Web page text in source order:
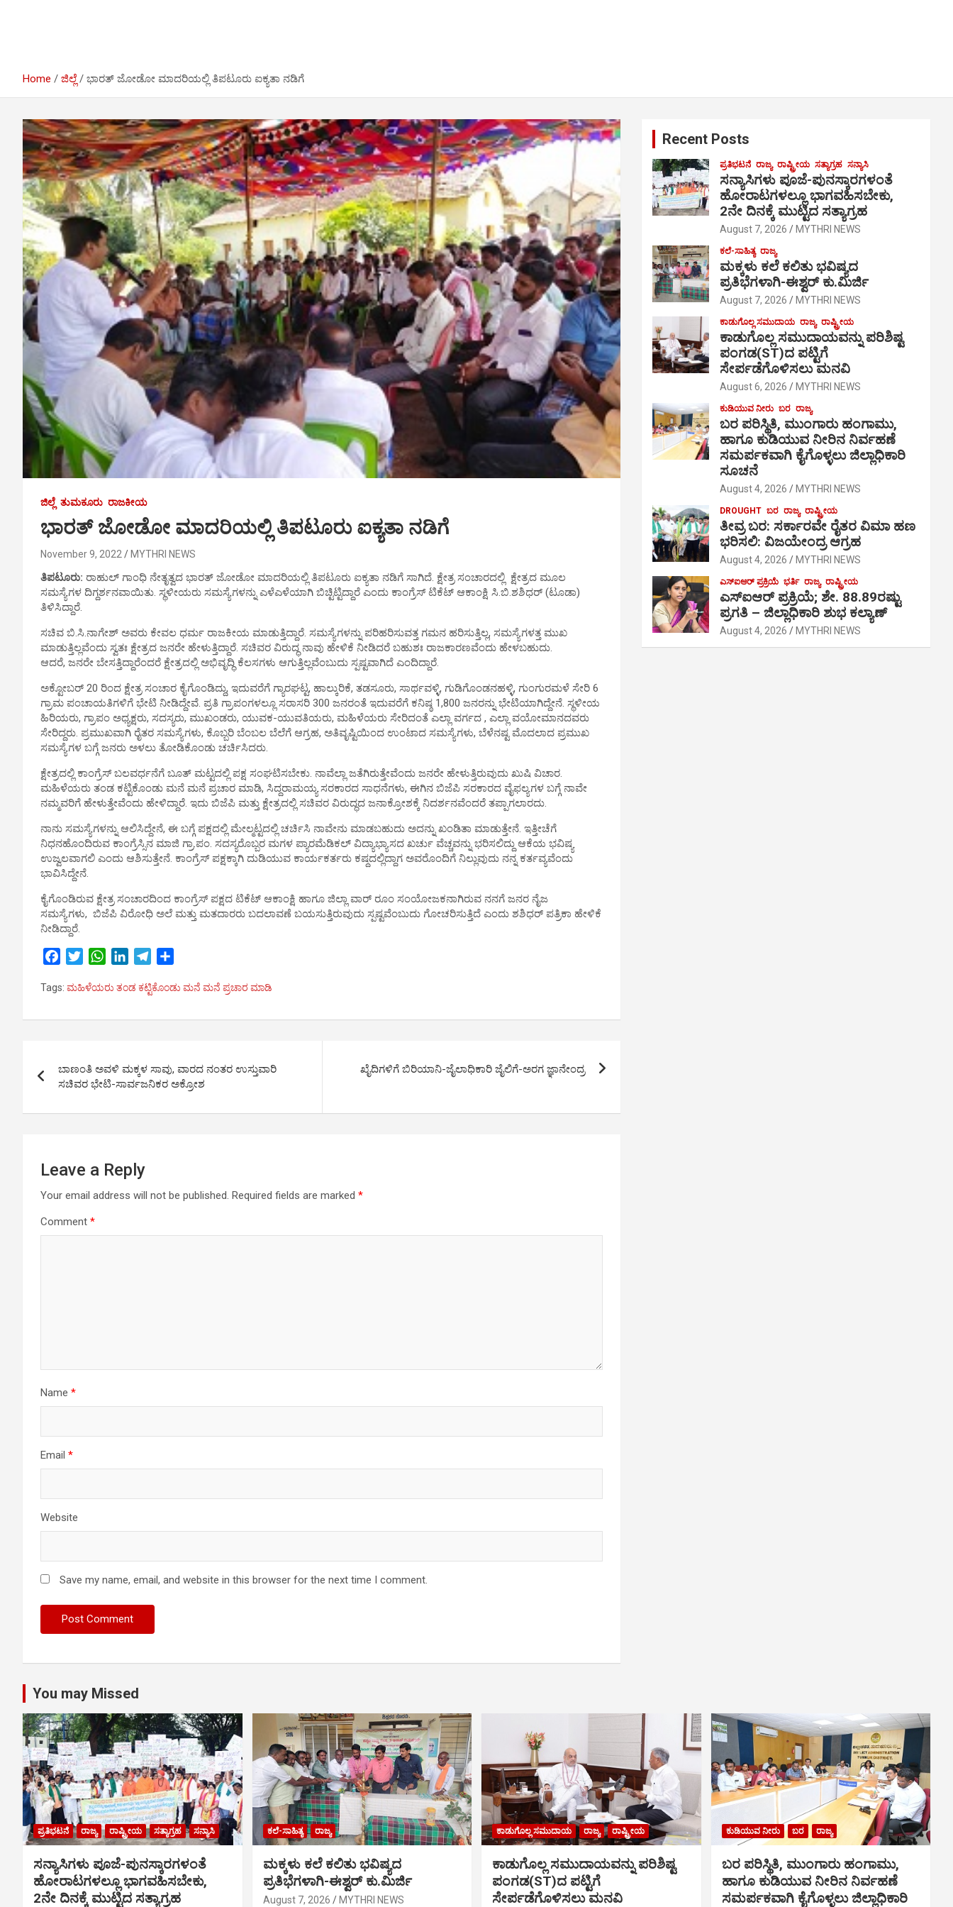
Home ಜಿಲ್ಲೆ ಭಾರತ್ ಜೋಡೋ ಮಾದರಿಯಲ್ಲಿ ತಿಪಟೂರು ಐಕ್ಯತಾ ನಡಿಗೆ
ಜಿಲ್ಲೆ ತುಮಕೂರು ರಾಜಕೀಯ
ಭಾರತ್ ಜೋಡೋ ಮಾದರಿಯಲ್ಲಿ ತಿಪಟೂರು ಐಕ್ಯತಾ ನಡಿಗೆ
November 9, 2022 MYTHRI NEWS
ತಿಪಟೂರು: ರಾಹುಲ್ ಗಾಂಧಿ ನೇತೃತ್ವದ ಭಾರತ್ ಜೋಡೋ ಮಾದರಿಯಲ್ಲಿ ತಿಪಟೂರು ಐಕ್ಯತಾ ನಡಿಗೆ ಸಾಗಿದೆ. ಕ್ಷೇತ್ರ ಸಂಚಾರದಲ್ಲಿ ಕ್ಷೇತ್ರದ ಮೂಲ
ಸಮಸ್ಯೆಗಳ ದಿಗ್ದರ್ಶನವಾಯಿತು. ಸ್ಥಳೀಯರು ಸಮಸ್ಯೆಗಳನ್ನು ಎಳೆಎಳೆಯಾಗಿ ಬಿಚ್ಟಿಟ್ಟಿದ್ದಾರೆ ಎಂದು ಕಾಂಗ್ರೆಸ್ ಟಿಕೆಟ್ ಆಕಾಂಕ್ಷಿ ಸಿ.ಬಿ.ಶಶಿಧರ್ (ಟೂಡಾ)
ತಿಳಿಸಿದ್ದಾರೆ.
ಸಚಿವ ಬಿ.ಸಿ.ನಾಗೇಶ್ ಅವರು ಕೇವಲ ಧರ್ಮ ರಾಜಕೀಯ ಮಾಡುತ್ತಿದ್ದಾರೆ. ಸಮಸ್ಯೆಗಳನ್ನು ಪರಿಹರಿಸುವತ್ತ ಗಮನ ಹರಿಸುತ್ತಿಲ್ಲ, ಸಮಸ್ಯೆಗಳತ್ತ‌‌ ಮುಖ
ಮಾಡುತ್ತಿಲ್ಲವೆಂದು ಸ್ವತಃ ಕ್ಷೇತ್ರದ ಜನರೇ ಹೇಳುತ್ತಿದ್ದಾರೆ. ಸಚಿವರ ವಿರುದ್ಧ ನಾವು ಹೇಳಿಕೆ ನೀಡಿದರೆ ಬಹುಶಃ ರಾಜಕಾರಣವೆಂದು ಹೇಳಬಹುದು.
ಆದರೆ, ಜನರೇ ಬೇಸತ್ತಿದ್ದಾರೆಂದರೆ‌ ಕ್ಷೇತ್ರದಲ್ಲಿ ಅಭಿವೃದ್ಧಿ ಕೆಲಸಗಳು ಆಗುತ್ತಿಲ್ಲವೆಂಬುದು ಸ್ಪಷ್ಟವಾಗಿದೆ ಎಂದಿದ್ದಾರೆ.
ಅಕ್ಟೋಬರ್ 20 ರಿಂದ ಕ್ಷೇತ್ರ ಸಂಚಾರ ಕೈಗೊಂಡಿದ್ದು, ಇದುವರೆಗೆ ಗ್ಯಾರಘಟ್ಟ, ಹಾಲ್ಕುರಿಕೆ, ತಡಸೂರು, ಸಾರ್ಥವಳ್ಳಿ, ಗುಡಿಗೊಂಡನಹಳ್ಳಿ, ಗುಂಗುರಮಳೆ ಸೇರಿ 6
ಗ್ರಾಮ ಪಂಚಾಯತಿಗಳಿಗೆ ಭೇಟಿ ನೀಡಿದ್ದೇವೆ. ಪ್ರತಿ ಗ್ರಾಪಂಗಳಲ್ಲೂ ಸರಾಸರಿ 300 ಜನರಂತೆ ಇದುವರೆಗೆ ಕನಿಷ್ಠ 1,800 ಜನರನ್ನು ಭೇಟಿಯಾಗಿದ್ದೇನೆ‌. ಸ್ಥಳೀಯ
ಹಿರಿಯರು, ಗ್ರಾಪಂ ಅಧ್ಯಕ್ಷರು, ಸದಸ್ಯರು, ಮುಖಂಡರು, ಯುವಕ-ಯುವತಿಯರು, ಮಹಿಳೆಯರು ಸೇರಿದಂತೆ ಎಲ್ಲಾ ವರ್ಗದ , ಎಲ್ಲಾ ವಯೋಮಾನದವರು
ಸೇರಿದ್ದರು. ಪ್ರಮುಖವಾಗಿ ರೈತರ ಸಮಸ್ಯೆಗಳು, ಕೊಬ್ಬರಿ ಬೆಂಬಲ ಬೆಲೆಗೆ ಆಗ್ರಹ, ಅತಿವೃಷ್ಟಿಯಿಂದ ಉಂಟಾದ ಸಮಸ್ಯೆಗಳು, ಬೆಳೆನಷ್ಟ ಮೊದಲಾದ ಪ್ರಮುಖ
ಸಮಸ್ಯೆಗಳ ಬಗ್ಗೆ ಜನರು ಅಳಲು ತೋಡಿಕೊಂಡು ಚರ್ಚಿಸಿದರು.
ಕ್ಷೇತ್ರದಲ್ಲಿ ಕಾಂಗ್ರೆಸ್ ಬಲವರ್ಧನೆಗೆ ಬೂತ್ ಮಟ್ಟದಲ್ಲಿ ಪಕ್ಷ ಸಂಘಟಿಸಬೇಕು. ನಾವೆಲ್ಲಾ ಜತೆಗಿರುತ್ತೇವೆಂದು ಜನರೇ ಹೇಳುತ್ತಿರುವುದು ಖುಷಿ ವಿಚಾರ.
ಮಹಿಳೆಯರು ತಂಡ ಕಟ್ಟಿಕೊಂಡು ಮನೆ ಮನೆ ಪ್ರಚಾರ ಮಾಡಿ, ಸಿದ್ದರಾಮಯ್ಯ ಸರಕಾರದ ಸಾಧನೆಗಳು, ಈಗಿನ ಬಿಜೆಪಿ ಸರಕಾರದ ವೈಫಲ್ಯಗಳ ಬಗ್ಗೆ ನಾವೇ
ನಮ್ಮವರಿಗೆ ಹೇಳುತ್ತೇವೆಂದು ಹೇಳಿದ್ದಾರೆ. ಇದು ಬಿಜೆಪಿ ಮತ್ತು ಕ್ಷೇತ್ರದಲ್ಲಿ ಸಚಿವರ ವಿರುದ್ಧದ ಜನಾಕ್ರೋಶಕ್ಕೆ ನಿದರ್ಶನವೆಂದರೆ ತಪ್ಪಾಗಲಾರದು.‌
ನಾನು ಸಮಸ್ಯೆಗಳನ್ನು ಆಲಿಸಿದ್ದೇನೆ,‌‌ ಈ ಬಗ್ಗೆ ಪಕ್ಷದಲ್ಲಿ ಮೇಲ್ಮಟ್ಟದಲ್ಲಿ ಚರ್ಚಿಸಿ ನಾವೇನು‌ ಮಾಡಬಹುದು ಅದನ್ನು ಖಂಡಿತಾ ಮಾಡುತ್ತೇನೆ. ಇತ್ತೀಚೆಗೆ
ನಿಧನಹೊಂದಿರುವ ಕಾಂಗ್ರೆಸ್ಸಿನ ಮಾಜಿ ಗ್ರಾ.ಪಂ. ಸದಸ್ಯರೊಬ್ಬರ ಮಗಳ ಪ್ಯಾರಮೆಡಿಕಲ್ ವಿದ್ಯಾಭ್ಯಾಸದ ಖರ್ಚು ವೆಚ್ಚವನ್ನು ಭರಿಸಲಿದ್ದು ಆಕೆಯ ಭವಿಷ್ಯ
ಉಜ್ವಲವಾಗಲಿ ಎಂದು ಆಶಿಸುತ್ತೇನೆ. ಕಾಂಗ್ರೆಸ್ ಪಕ್ಷಕ್ಕಾಗಿ ದುಡಿಯುವ ಕಾರ್ಯಕರ್ತರು ಕಷ್ದದಲ್ಲಿದ್ದಾಗ ಅವರೊಂದಿಗೆ ನಿಲ್ಲುವುದು ನನ್ನ ಕರ್ತವ್ಯವೆಂದು
ಭಾವಿಸಿದ್ದೇನೆ.
ಕೈಗೊಂಡಿರುವ ಕ್ಷೇತ್ರ ಸಂಚಾರದಿಂದ ಕಾಂಗ್ರೆಸ್ ಪಕ್ಷದ ಟಿಕೆಟ್ ಆಕಾಂಕ್ಷಿ ಹಾಗೂ ಜಿಲ್ಲಾ ವಾರ್ ರೂಂ ಸಂಯೋಜಕನಾಗಿರುವ ನನಗೆ ಜನರ ನೈಜ
ಸಮಸ್ಯೆಗಳು, ಬಿಜೆಪಿ ವಿರೋಧಿ ಅಲೆ ಮತ್ತು ಮತದಾರರು ಬದಲಾವಣೆ ಬಯಸುತ್ತಿರುವುದು ಸ್ಪಷ್ಟವೆಂಬುದು ಗೋಚರಿಸುತ್ತಿದೆ ಎಂದು ಶಶಿಧರ್ ಪತ್ರಿಕಾ ಹೇಳಿಕೆ
ನೀಡಿದ್ದಾರೆ.
c
b
k
i
t
W
a
s
p
n
e
n
l
g
m
a
e
Tags: ಮಹಿಳೆಯರು ತಂಡ ಕಟ್ಟಿಕೊಂಡು ಮನೆ ಮನೆ ಪ್ರಚಾರ ಮಾಡಿ
navigation
ಬಾಣಂತಿ ಅವಳಿ ಮಕ್ಕಳ ಸಾವು, ವಾರದ ನಂತರ ಉಸ್ತುವಾರಿ
ಸಚಿವರ ಭೇಟಿ-ಸಾರ್ವಜನಿಕರ ಅಕ್ರೋಶ
ಖೈದಿಗಳಿಗೆ ಬಿರಿಯಾನಿ-ಜೈಲಾಧಿಕಾರಿ ಜೈಲಿಗೆ-ಅರಗ ಜ್ಞಾನೇಂದ್ರ
Leave a Reply
Your email address will not be published. Required fields are marked *
Comment *
Name *
Email *
Website
Save my name, email, and website in this browser for the next time I comment.
Recent Posts
ಪ್ರತಿಭಟನೆ ರಾಜ್ಯ ರಾಷ್ಟ್ರೀಯ ಸತ್ಯಾಗ್ರಹ ಸನ್ಯಾಸಿ
ಸನ್ಯಾಸಿಗಳು ಪೂಜೆ-ಪುನಸ್ಕಾರಗಳಂತೆ
ಹೋರಾಟಗಳಲ್ಲೂ ಭಾಗವಹಿಸಬೇಕು,
2ನೇ ದಿನಕ್ಕೆ ಮುಟ್ಟಿದ ಸತ್ಯಾಗ್ರಹ
August 7, 2026 MYTHRI NEWS
ಕಲೆ-ಸಾಹಿತ್ಯ ರಾಜ್ಯ
ಮಕ್ಕಳು ಕಲೆ ಕಲಿತು ಭವಿಷ್ಯದ
ಪ್ರತಿಭೆಗಳಾಗಿ-ಈಶ್ವರ್ ಕು.ಮಿರ್ಜಿ
August 7, 2026 MYTHRI NEWS
ಕಾಡುಗೊಲ್ಲ ಸಮುದಾಯ ರಾಜ್ಯ ರಾಷ್ಟ್ರೀಯ
ಕಾಡುಗೊಲ್ಲ ಸಮುದಾಯವನ್ನು ಪರಿಶಿಷ್ಟ
ಪಂಗಡ(ST)ದ ಪಟ್ಟಿಗೆ
ಸೇರ್ಪಡೆಗೊಳಿಸಲು ಮನವಿ
August 6, 2026 MYTHRI NEWS
ಕುಡಿಯುವ ನೀರು ಬರ ರಾಜ್ಯ
ಬರ ಪರಿಸ್ಥಿತಿ, ಮುಂಗಾರು ಹಂಗಾಮು,
ಹಾಗೂ ಕುಡಿಯುವ ನೀರಿನ ನಿರ್ವಹಣೆ
ಸಮರ್ಪಕವಾಗಿ ಕೈಗೊಳ್ಳಲು ಜಿಲ್ಲಾಧಿಕಾರಿ
ಸೂಚನೆ
August 4, 2026 MYTHRI NEWS
DROUGHT ಬರ ರಾಜ್ಯ ರಾಷ್ಟ್ರೀಯ
ತೀವ್ರ ಬರ: ಸರ್ಕಾರವೇ ರೈತರ ವಿಮಾ ಹಣ
ಭರಿಸಲಿ: ವಿಜಯೇಂದ್ರ ಆಗ್ರಹ
August 4, 2026 MYTHRI NEWS
ಎಸ್‍ಐಆರ್ ಪ್ರಕ್ರಿಯೆ ಭರ್ತಿ ರಾಜ್ಯ ರಾಷ್ಟ್ರೀಯ
ಎಸ್‍ಐಆರ್ ಪ್ರಕ್ರಿಯೆ; ಶೇ. 88.89ರಷ್ಟು
ಪ್ರಗತಿ – ಜಿಲ್ಲಾಧಿಕಾರಿ ಶುಭ ಕಲ್ಯಾಣ್
August 4, 2026 MYTHRI NEWS
You may Missed
ಪ್ರತಿಭಟನೆ ರಾಜ್ಯ ರಾಷ್ಟ್ರೀಯ ಸತ್ಯಾಗ್ರಹ ಸನ್ಯಾಸಿ
ಸನ್ಯಾಸಿಗಳು ಪೂಜೆ-ಪುನಸ್ಕಾರಗಳಂತೆ
ಹೋರಾಟಗಳಲ್ಲೂ ಭಾಗವಹಿಸಬೇಕು,
2ನೇ ದಿನಕ್ಕೆ ಮುಟ್ಟಿದ ಸತ್ಯಾಗ್ರಹ
ಕಲೆ-ಸಾಹಿತ್ಯ ರಾಜ್ಯ
ಮಕ್ಕಳು ಕಲೆ ಕಲಿತು ಭವಿಷ್ಯದ
ಪ್ರತಿಭೆಗಳಾಗಿ-ಈಶ್ವರ್ ಕು.ಮಿರ್ಜಿ
August 7, 2026 MYTHRI NEWS
ಕಾಡುಗೊಲ್ಲ ಸಮುದಾಯ ರಾಜ್ಯ ರಾಷ್ಟ್ರೀಯ
ಕಾಡುಗೊಲ್ಲ ಸಮುದಾಯವನ್ನು ಪರಿಶಿಷ್ಟ
ಪಂಗಡ(ST)ದ ಪಟ್ಟಿಗೆ
ಸೇರ್ಪಡೆಗೊಳಿಸಲು ಮನವಿ
ಕುಡಿಯುವ ನೀರು ಬರ ರಾಜ್ಯ
ಬರ ಪರಿಸ್ಥಿತಿ, ಮುಂಗಾರು ಹಂಗಾಮು,
ಹಾಗೂ ಕುಡಿಯುವ ನೀರಿನ ನಿರ್ವಹಣೆ
ಸಮರ್ಪಕವಾಗಿ ಕೈಗೊಳ್ಳಲು ಜಿಲ್ಲಾಧಿಕಾರಿ